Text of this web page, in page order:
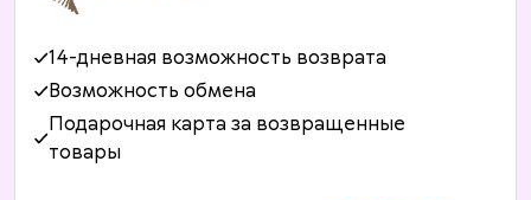
14-дневная возможность возврата
Возможность обмена
Подарочная карта за возвращенные
товары